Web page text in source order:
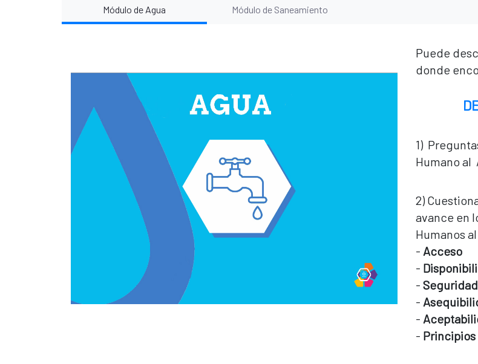
Módulo de Agua Módulo de Saneamiento
Puede
donde
1)
Humano al
2)
avance en
Humanos
- Acceso
-
- Seguridad
-
-
- Principios